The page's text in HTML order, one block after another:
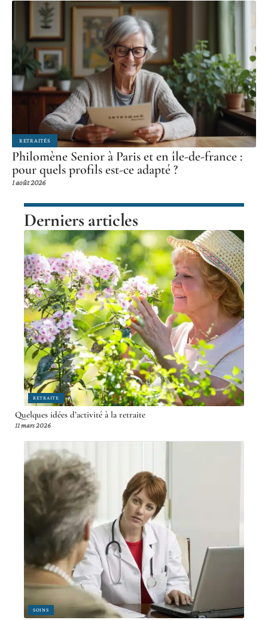
RETRAITÉS
Philomène Senior à Paris et en île-de-france :
pour quels profils est-ce adapté ?
1 août 2026
Derniers articles
RETRAITE
Quelques idées d’activité à la retraite
11 mars 2026
SOINS